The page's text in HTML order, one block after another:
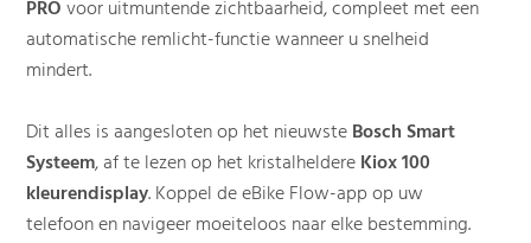
PROvoor uitmuntende zichtbaarheid, compleet met een
automatische remlicht-functie wanneer u snelheid
mindert.
Dit alles is aangesloten op het nieuwsteBosch Smart
Systeem, af te lezen op het kristalheldereKiox 100
kleurendisplay. Koppel de eBike Flow-app op uw
telefoon en navigeer moeiteloos naar elke bestemming.